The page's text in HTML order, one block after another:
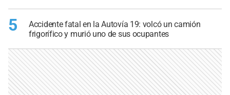
5
Accidente fatal en la Autovía 19: volcó un camión
frigorífico y murió uno de sus ocupantes